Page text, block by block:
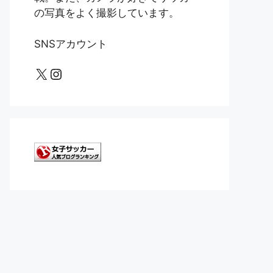
の写真をよく撮影しています。
SNSアカウント
X Instagram